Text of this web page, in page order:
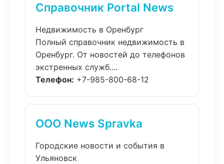
Справочник Portal News
Недвижимость в Оренбург
Полный справочник недвижимость в
Оренбург. От новостей до телефонов
экстренных служб....
Телефон: +7-985-800-68-12
ООО News Spravka
Городские новости и события в
Ульяновск